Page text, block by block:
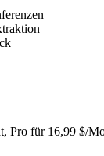
für 16,99 $/